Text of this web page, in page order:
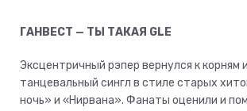
ГАНВЕСТ — ТЫ ТАКАЯ GLE
Эксцентричный рэпер вернулся к корням
танцевальный сингл в стиле старых
ночь» и «Нирвана». Фанаты оценили и